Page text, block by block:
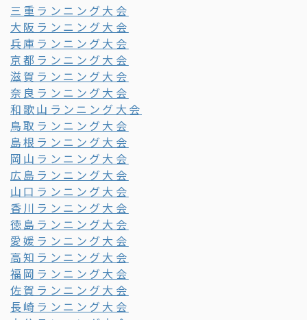
三重ランニング大会
大阪ランニング大会
兵庫ランニング大会
京都ランニング大会
滋賀ランニング大会
奈良ランニング大会
和歌山ランニング大会
鳥取ランニング大会
島根ランニング大会
岡山ランニング大会
広島ランニング大会
山口ランニング大会
香川ランニング大会
徳島ランニング大会
愛媛ランニング大会
高知ランニング大会
福岡ランニング大会
佐賀ランニング大会
長崎ランニング大会